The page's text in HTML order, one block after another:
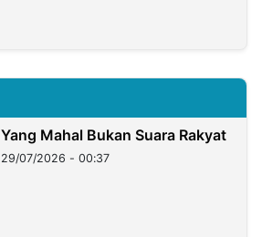
Yang Mahal Bukan Suara Rakyat
29/07/2026 - 00:37